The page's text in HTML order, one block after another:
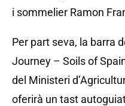
i sommelier Ramon
Per part seva, la barra
Journey – Soils of
del Ministeri
oferirà un tast